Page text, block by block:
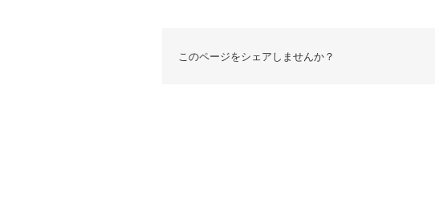
このページをシェアしませんか？